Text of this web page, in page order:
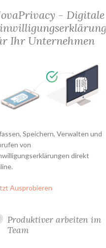
- Digitale
Ihr Unternehmen
Speichern, Verwalten und
von
direkt
Ausprobieren
Produktiver arbeiten im
Team